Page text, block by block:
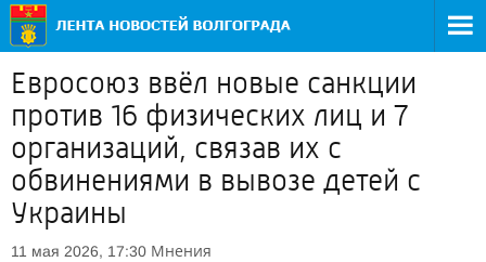
Евросоюз ввёл новые санкции
против 16 физических лиц и 7
организаций, связав их с
обвинениями в вывозе детей с
Украины
11 мая 2026, 17:30 Мнения